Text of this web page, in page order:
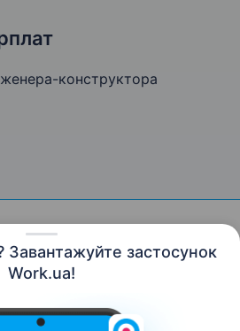
Завантажуйте застосунок
Work.ua!
конструктора